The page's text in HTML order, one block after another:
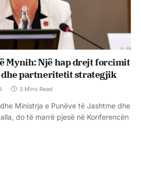
Mynih: Një hap drejt forcimit
dhe partneritetit strategjik
3 Mins Read
Ministrja e Punëve të Jashtme dhe
do të marrë pjesë në Konferencën